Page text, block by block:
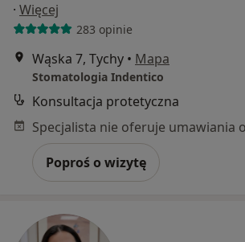
· Więcej
283 opinie
Wąska 7, Tychy • Mapa
Stomatologia Indentico
Konsultacja protetyczna
Poproś o wizytę